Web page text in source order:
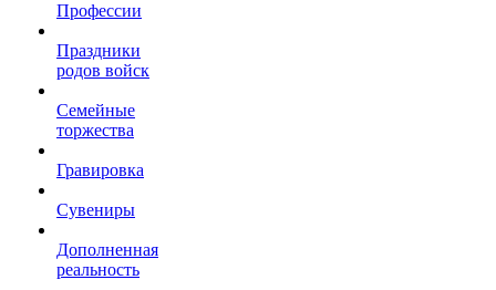
Профессии
Праздники
родов войск
Семейные
торжества
Гравировка
Сувениры
Дополненная
реальность